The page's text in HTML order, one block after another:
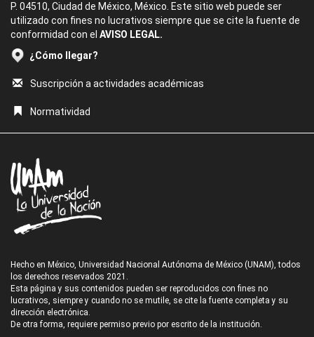
P. 04510, Ciudad de México, México. Este sitio web puede ser
utilizado con fines no lucrativos siempre que se cite la fuente de
conformidad con el AVISO LEGAL.
¿Cómo llegar?
Suscripción a actividades académicas
Normatividad
Hecho en México, Universidad Nacional Autónoma de México (UNAM), todos
los derechos reservados 2021.
Esta página y sus contenidos pueden ser reproducidos con fines no
lucrativos, siempre y cuando no se mutile, se cite la fuente completa y su
dirección electrónica.
De otra forma, requiere permiso previo por escrito de la institución.